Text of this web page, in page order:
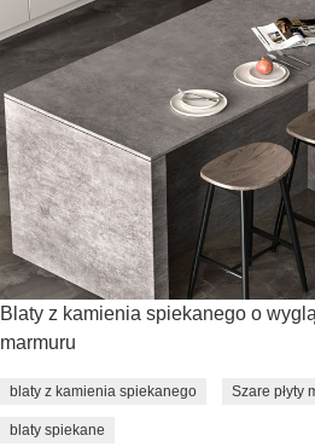
Blaty z kamienia spiekanego o
marmuru
blaty z kamienia spiekanego Szare płyty
blaty spiekane